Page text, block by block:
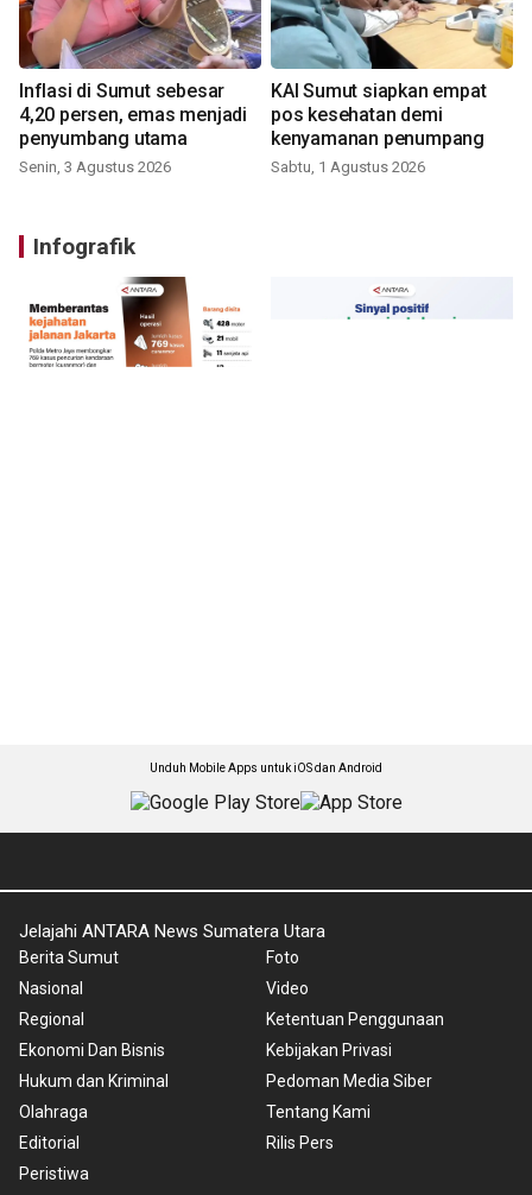
Inflasi di Sumut sebesar
4,20 persen, emas menjadi
penyumbang utama
Senin, 3 Agustus 2026
KAI Sumut siapkan empat
pos kesehatan demi
kenyamanan penumpang
Sabtu, 1 Agustus 2026
Infografik
Unduh Mobile Apps untuk iOS dan Android
Jelajahi ANTARA News Sumatera Utara
Berita Sumut
Nasional
Regional
Ekonomi Dan Bisnis
Hukum dan Kriminal
Olahraga
Editorial
Peristiwa
Foto
Video
Ketentuan Penggunaan
Kebijakan Privasi
Pedoman Media Siber
Tentang Kami
Rilis Pers